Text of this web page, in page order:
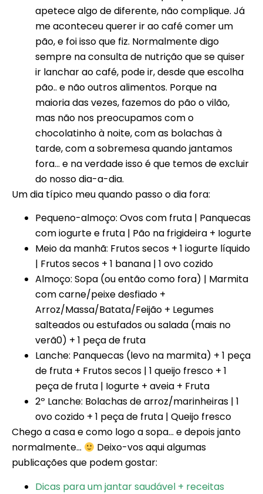
apetece algo de diferente, não complique. Já
me aconteceu querer ir ao café comer um
pão, e foi isso que fiz. Normalmente digo
sempre na consulta de nutrição que se quiser
ir lanchar ao café, pode ir, desde que escolha
pão.. e não outros alimentos. Porque na
maioria das vezes, fazemos do pão o vilão,
mas não nos preocupamos com o
chocolatinho à noite, com as bolachas à
tarde, com a sobremesa quando jantamos
fora… e na verdade isso é que temos de excluir
do nosso dia-a-dia.
Um dia típico meu quando passo o dia fora:
Pequeno-almoço: Ovos com fruta | Panquecas
com iogurte e fruta | Pão na frigideira + Iogurte
Meio da manhã: Frutos secos + 1 iogurte líquido
| Frutos secos + 1 banana | 1 ovo cozido
Almoço: Sopa (ou então como fora) | Marmita
com carne/peixe desfiado +
Arroz/Massa/Batata/Feijão + Legumes
salteados ou estufados ou salada (mais no
verã0) + 1 peça de fruta
Lanche: Panquecas (levo na marmita) + 1 peça
de fruta + Frutos secos | 1 queijo fresco + 1
peça de fruta | Iogurte + aveia + Fruta
2º Lanche: Bolachas de arroz/marinheiras | 1
ovo cozido + 1 peça de fruta | Queijo fresco
Chego a casa e como logo a sopa… e depois janto
normalmente…
Deixo-vos aqui algumas
publicações que podem gostar:
Dicas para um jantar saudável + receitas